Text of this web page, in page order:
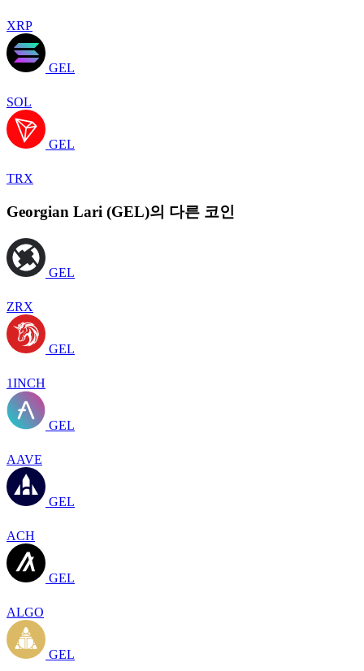
XRP
GEL
SOL
GEL
TRX
Georgian Lari (GEL)의 다른 코인
GEL
ZRX
GEL
1INCH
GEL
AAVE
GEL
ACH
GEL
ALGO
GEL